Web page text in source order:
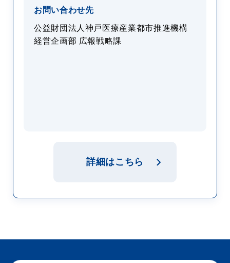
お問い合わせ先
公益財団法人神戸医療産業都市推進機構
経営企画部 広報戦略課
詳細はこちら